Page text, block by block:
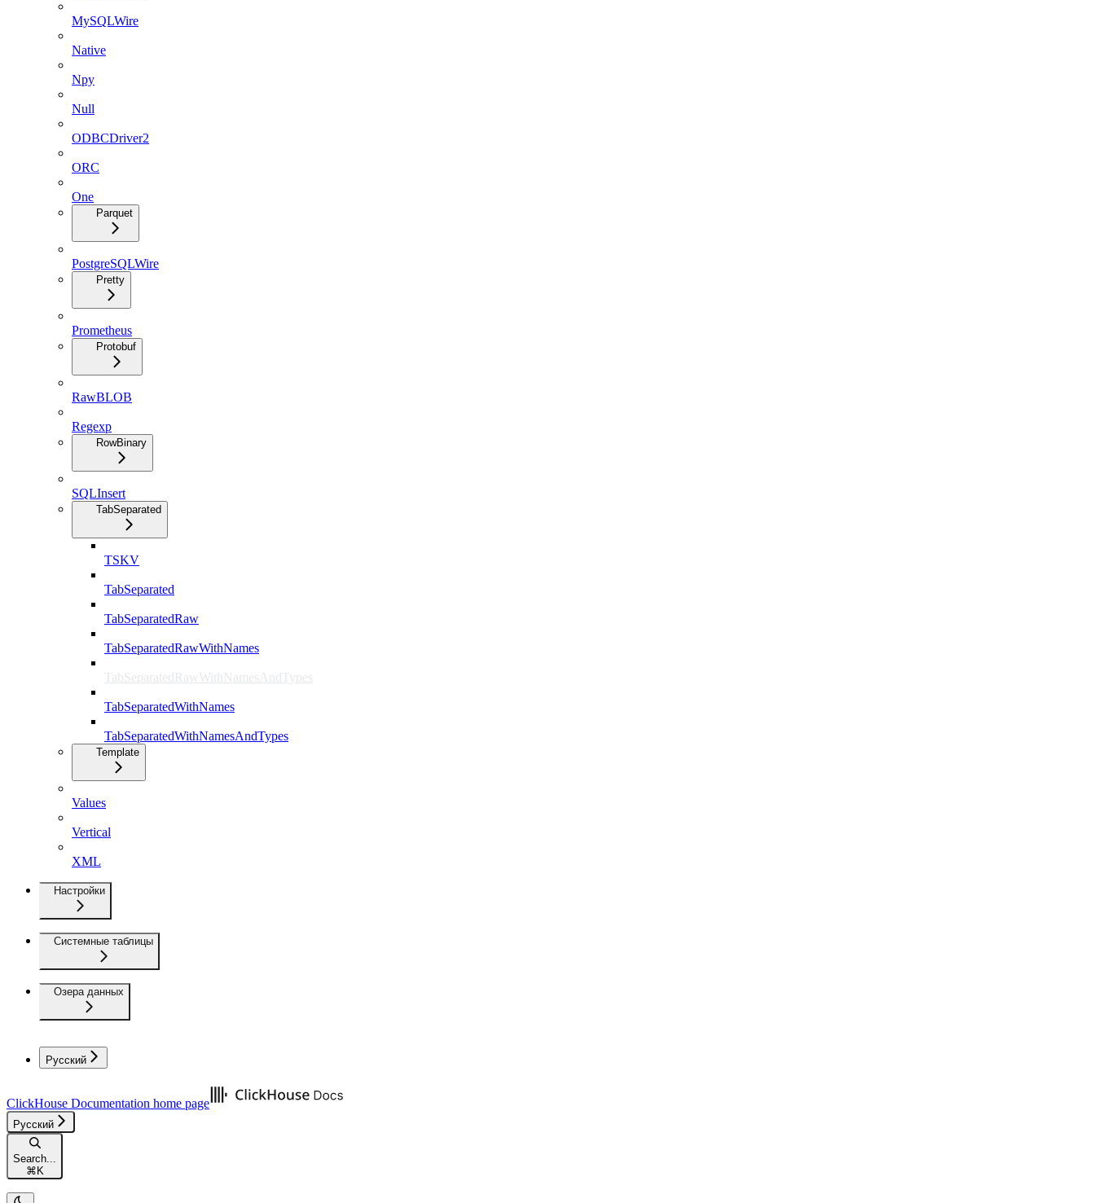
MySQLWire
Native
Npy
Null
ODBCDriver2
ORC
One
Parquet
PostgreSQLWire
Pretty
Prometheus
Protobuf
RawBLOB
Regexp
RowBinary
SQLInsert
TabSeparated
TSKV
TabSeparated
TabSeparatedRaw
TabSeparatedRawWithNames
TabSeparatedRawWithNamesAndTypes
TabSeparatedWithNames
TabSeparatedWithNamesAndTypes
Template
Values
Vertical
XML
Настройки
Системные таблицы
Озера данных
Русский
ClickHouse Documentation home page
Русский
Search...
⌘K